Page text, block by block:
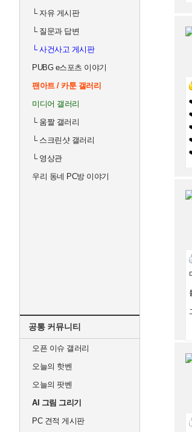
└자유 게시판
└질문과 답변
└사건사고 게시판
PUBG e스포츠 이야기
팬아트 / 카툰 갤러리
미디어 갤러리
└움짤 갤러리
└스크린샷 갤러리
└영상관
우리 동네 PC방 이야기
공통 커뮤니티
오픈 이슈 갤러리
오늘의 핫벤
오늘의 팟벤
AI 그림 그리기
PC 견적 게시판